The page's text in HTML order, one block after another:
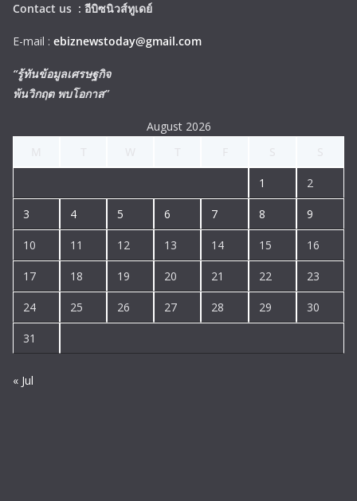
Contact us : อีบิซนิวส์ทูเดย์
E-mail : ebiznewstoday@gmail.com
“รู้ทันข้อมูลเศรษฐกิจ
พ้นวิกฤต พบโอกาส”
August 2026
1 2
3 4 5 6 7 8 9
10 11 12 13 14 15 16
17 18 19 20 21 22 23
24 25 26 27 28 29 30
31
« Jul